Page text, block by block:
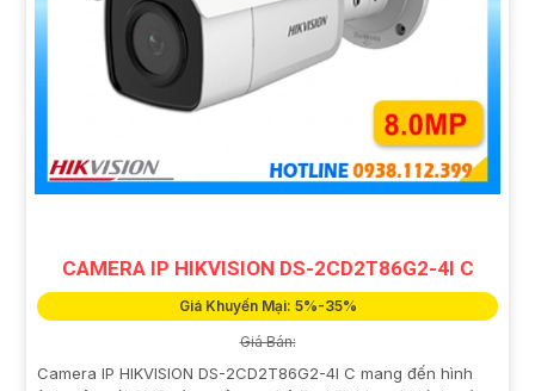
CAMERA IP HIKVISION DS-2CD2T86G2-4I C
Giá Khuyến Mại: 5%-35%
Giá Bán:
Camera IP HIKVISION DS-2CD2T86G2-4I C mang đến hình